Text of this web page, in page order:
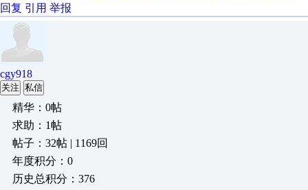
回复 引用 举报
cgy918
关注 私信
精华：0帖
求助：1帖
帖子：32帖 | 1169回
年度积分：0
历史总积分：376